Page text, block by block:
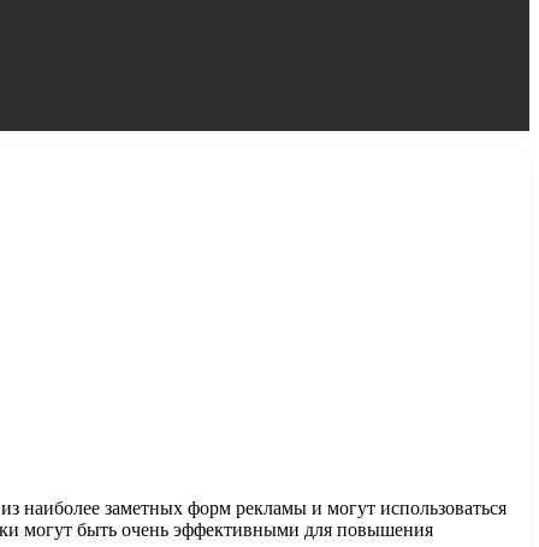
заметных форм рекламы и могут использоваться
могут быть очень эффективными для повышения